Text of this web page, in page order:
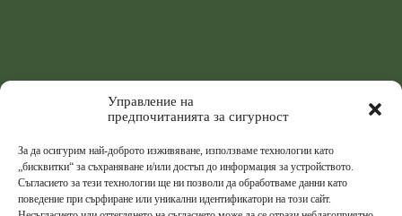
Управление на
предпочитанията за сигурност
За да осигурим най-доброто изживяване, използваме технологии като
„бисквитки“ за съхраняване и/или достъп до информация за устройството.
Съгласието за тези технологии ще ни позволи да обработваме данни като
поведение при сърфиране или уникални идентификатори на този сайт.